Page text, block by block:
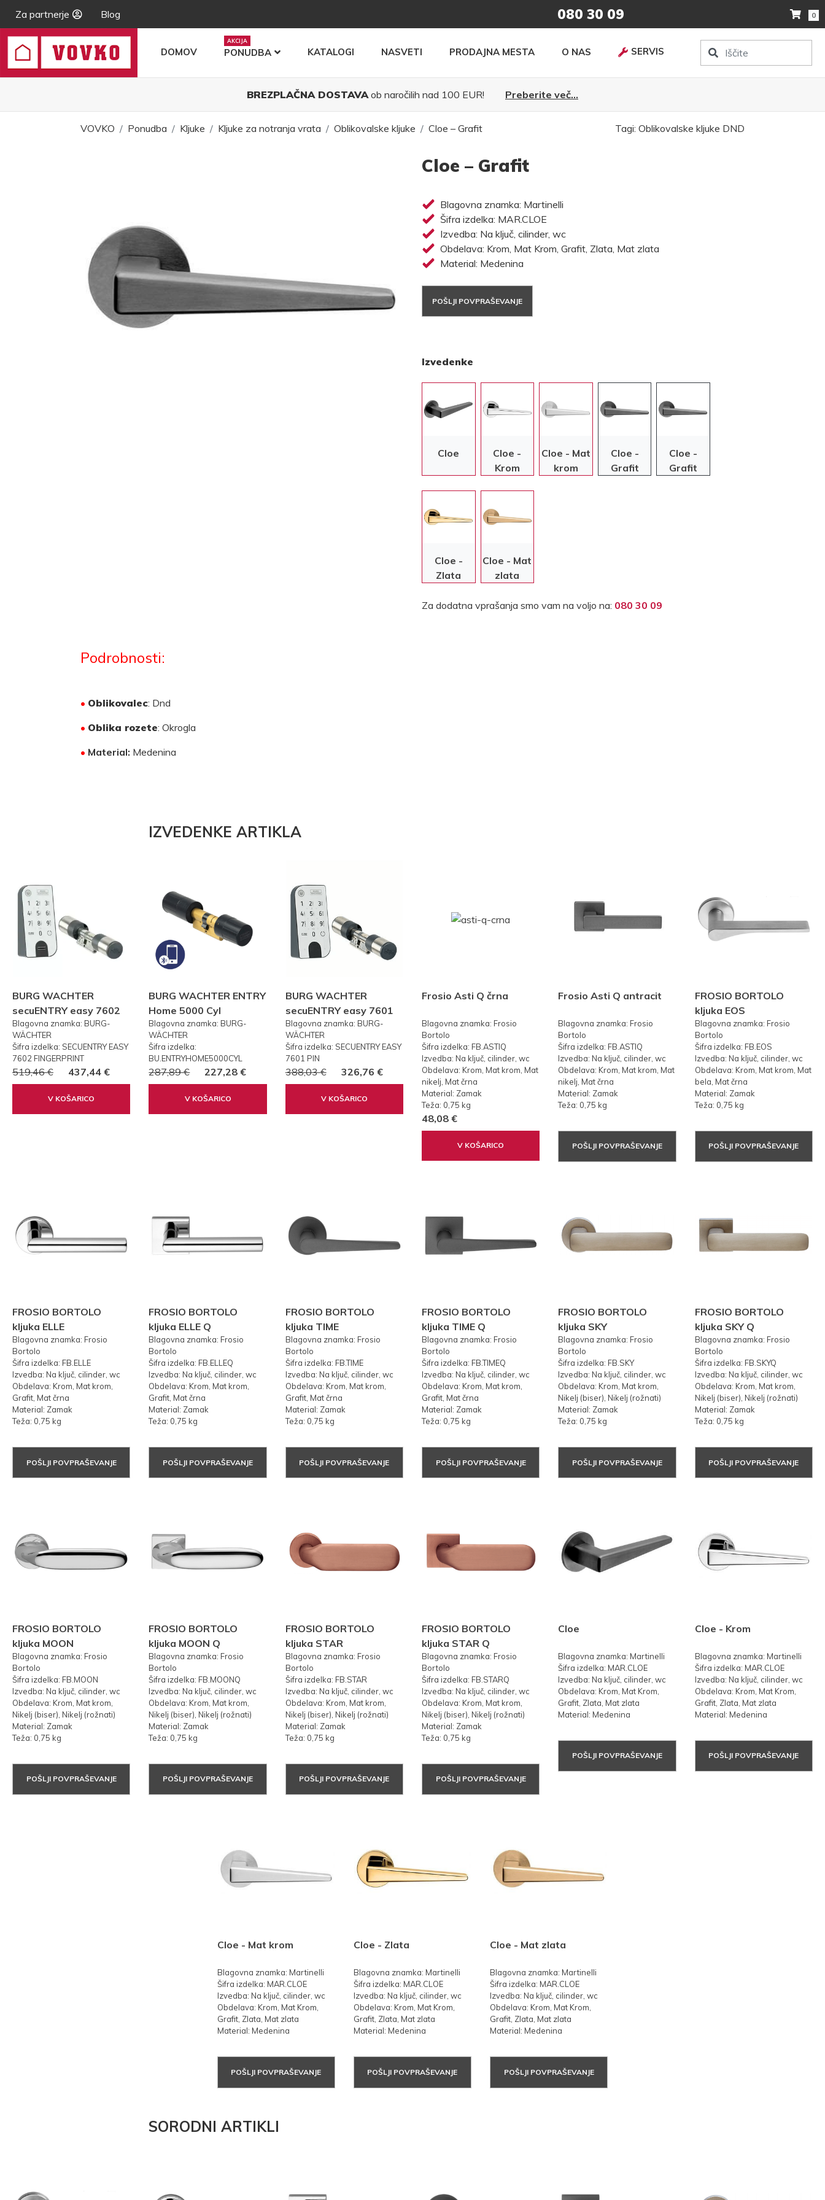
Za partnerje Blog 080 30 09 0
DOMOV PONUDBA KATALOGI NASVETI PRODAJNA MESTA O NAS SERVIS
BREZPLAČNA DOSTAVAob naročilih nad 100 EUR! Preberite več...
VOVKO Ponudba Kljuke Kljuke za notranja vrata Oblikovalske kljuke Cloe – Grafit Tagi: Oblikovalske kljuke DND
Cloe – Grafit
Blagovna znamka: Martinelli
Šifra izdelka: MAR.CLOE
Izvedba: Na ključ, cilinder, wc
Obdelava: Krom, Mat Krom, Grafit, Zlata, Mat zlata
Material: Medenina
POŠLJI POVPRAŠEVANJE
Izvedenke
Cloe
Cloe -
Krom
Cloe - Mat
krom
Cloe -
Grafit
Cloe -
Grafit
Cloe -
Zlata
Cloe - Mat
zlata
Za dodatna vprašanja smo vam na voljo na: 080 30 09
Podrobnosti:
• Oblikovalec: Dnd
• Oblika rozete: Okrogla
• Material: Medenina
IZVEDENKE ARTIKLA
BURG WACHTER
secuENTRY easy 7602
FP PRSTNI ODTIS
Blagovna znamka: BURG-
WÄCHTER
Šifra izdelka: SECUENTRY EASY
7602 FINGERPRINT
519,46 € 437,44 €
V KOŠARICO
BURG WACHTER ENTRY
Home 5000 Cyl
Blagovna znamka: BURG-
WÄCHTER
Šifra izdelka:
BU.ENTRYHOME5000CYL
287,89 € 227,28 €
V KOŠARICO
BURG WACHTER
secuENTRY easy 7601
PIN KODA
Blagovna znamka: BURG-
WÄCHTER
Šifra izdelka: SECUENTRY EASY
7601 PIN
388,03 € 326,76 €
V KOŠARICO
Frosio Asti Q črna
Blagovna znamka: Frosio
Bortolo
Šifra izdelka: FB.ASTIQ
Izvedba: Na ključ, cilinder, wc
Obdelava: Krom, Mat krom, Mat
nikelj, Mat črna
Material: Zamak
Teža: 0,75 kg
48,08 €
V KOŠARICO
Frosio Asti Q antracit
Blagovna znamka: Frosio
Bortolo
Šifra izdelka: FB.ASTIQ
Izvedba: Na ključ, cilinder, wc
Obdelava: Krom, Mat krom, Mat
nikelj, Mat črna
Material: Zamak
Teža: 0,75 kg
POŠLJI POVPRAŠEVANJE
FROSIO BORTOLO
kljuka EOS
Blagovna znamka: Frosio
Bortolo
Šifra izdelka: FB.EOS
Izvedba: Na ključ, cilinder, wc
Obdelava: Krom, Mat krom, Mat
bela, Mat črna
Material: Zamak
Teža: 0,75 kg
POŠLJI POVPRAŠEVANJE
FROSIO BORTOLO
kljuka ELLE
Blagovna znamka: Frosio
Bortolo
Šifra izdelka: FB.ELLE
Izvedba: Na ključ, cilinder, wc
Obdelava: Krom, Mat krom,
Grafit, Mat črna
Material: Zamak
Teža: 0,75 kg
POŠLJI POVPRAŠEVANJE
FROSIO BORTOLO
kljuka ELLE Q
Blagovna znamka: Frosio
Bortolo
Šifra izdelka: FB.ELLEQ
Izvedba: Na ključ, cilinder, wc
Obdelava: Krom, Mat krom,
Grafit, Mat črna
Material: Zamak
Teža: 0,75 kg
POŠLJI POVPRAŠEVANJE
FROSIO BORTOLO
kljuka TIME
Blagovna znamka: Frosio
Bortolo
Šifra izdelka: FB.TIME
Izvedba: Na ključ, cilinder, wc
Obdelava: Krom, Mat krom,
Grafit, Mat črna
Material: Zamak
Teža: 0,75 kg
POŠLJI POVPRAŠEVANJE
FROSIO BORTOLO
kljuka TIME Q
Blagovna znamka: Frosio
Bortolo
Šifra izdelka: FB.TIMEQ
Izvedba: Na ključ, cilinder, wc
Obdelava: Krom, Mat krom,
Grafit, Mat črna
Material: Zamak
Teža: 0,75 kg
POŠLJI POVPRAŠEVANJE
FROSIO BORTOLO
kljuka SKY
Blagovna znamka: Frosio
Bortolo
Šifra izdelka: FB.SKY
Izvedba: Na ključ, cilinder, wc
Obdelava: Krom, Mat krom,
Nikelj (biser), Nikelj (rožnati)
Material: Zamak
Teža: 0,75 kg
POŠLJI POVPRAŠEVANJE
FROSIO BORTOLO
kljuka SKY Q
Blagovna znamka: Frosio
Bortolo
Šifra izdelka: FB.SKYQ
Izvedba: Na ključ, cilinder, wc
Obdelava: Krom, Mat krom,
Nikelj (biser), Nikelj (rožnati)
Material: Zamak
Teža: 0,75 kg
POŠLJI POVPRAŠEVANJE
FROSIO BORTOLO
kljuka MOON
Blagovna znamka: Frosio
Bortolo
Šifra izdelka: FB.MOON
Izvedba: Na ključ, cilinder, wc
Obdelava: Krom, Mat krom,
Nikelj (biser), Nikelj (rožnati)
Material: Zamak
Teža: 0,75 kg
POŠLJI POVPRAŠEVANJE
FROSIO BORTOLO
kljuka MOON Q
Blagovna znamka: Frosio
Bortolo
Šifra izdelka: FB.MOONQ
Izvedba: Na ključ, cilinder, wc
Obdelava: Krom, Mat krom,
Nikelj (biser), Nikelj (rožnati)
Material: Zamak
Teža: 0,75 kg
POŠLJI POVPRAŠEVANJE
FROSIO BORTOLO
kljuka STAR
Blagovna znamka: Frosio
Bortolo
Šifra izdelka: FB.STAR
Izvedba: Na ključ, cilinder, wc
Obdelava: Krom, Mat krom,
Nikelj (biser), Nikelj (rožnati)
Material: Zamak
Teža: 0,75 kg
POŠLJI POVPRAŠEVANJE
FROSIO BORTOLO
kljuka STAR Q
Blagovna znamka: Frosio
Bortolo
Šifra izdelka: FB.STARQ
Izvedba: Na ključ, cilinder, wc
Obdelava: Krom, Mat krom,
Nikelj (biser), Nikelj (rožnati)
Material: Zamak
Teža: 0,75 kg
POŠLJI POVPRAŠEVANJE
Cloe
Blagovna znamka: Martinelli
Šifra izdelka: MAR.CLOE
Izvedba: Na ključ, cilinder, wc
Obdelava: Krom, Mat Krom,
Grafit, Zlata, Mat zlata
Material: Medenina
POŠLJI POVPRAŠEVANJE
Cloe - Krom
Blagovna znamka: Martinelli
Šifra izdelka: MAR.CLOE
Izvedba: Na ključ, cilinder, wc
Obdelava: Krom, Mat Krom,
Grafit, Zlata, Mat zlata
Material: Medenina
POŠLJI POVPRAŠEVANJE
Cloe - Mat krom
Blagovna znamka: Martinelli
Šifra izdelka: MAR.CLOE
Izvedba: Na ključ, cilinder, wc
Obdelava: Krom, Mat Krom,
Grafit, Zlata, Mat zlata
Material: Medenina
POŠLJI POVPRAŠEVANJE
Cloe - Zlata
Blagovna znamka: Martinelli
Šifra izdelka: MAR.CLOE
Izvedba: Na ključ, cilinder, wc
Obdelava: Krom, Mat Krom,
Grafit, Zlata, Mat zlata
Material: Medenina
POŠLJI POVPRAŠEVANJE
Cloe - Mat zlata
Blagovna znamka: Martinelli
Šifra izdelka: MAR.CLOE
Izvedba: Na ključ, cilinder, wc
Obdelava: Krom, Mat Krom,
Grafit, Zlata, Mat zlata
Material: Medenina
POŠLJI POVPRAŠEVANJE
SORODNI ARTIKLI